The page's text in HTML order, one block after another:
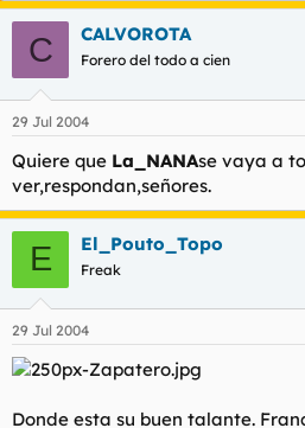
C CALVOROTA
Forero del todo a cien
29 Jul 2004
Quiere que La_NANAse vaya a
ver,respondan,señores.
E El_Pouto_Topo
Freak
29 Jul 2004
Donde esta su buen talante.